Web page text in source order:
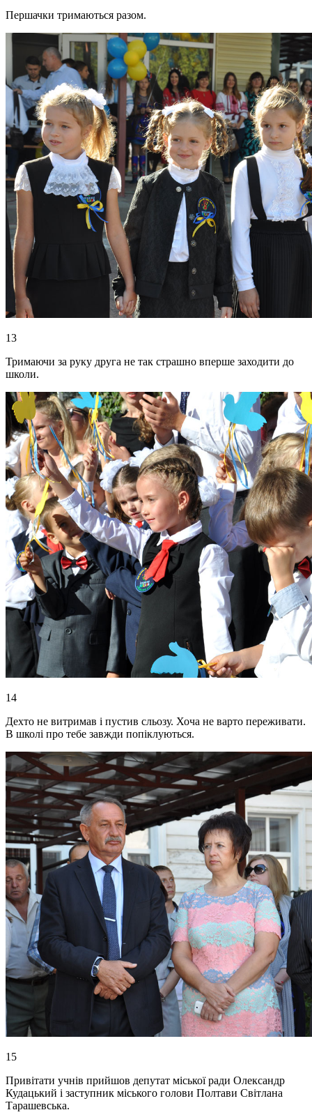
Першачки тримаються разом.
13
Тримаючи за руку друга не так страшно вперше заходити до
школи.
14
Дехто не витримав і пустив сльозу. Хоча не варто переживати.
В школі про тебе завжди попіклуються.
15
Привітати учнів прийшов депутат міської ради Олександр
Кудацький і заступник міського голови Полтави Світлана
Тарашевська.